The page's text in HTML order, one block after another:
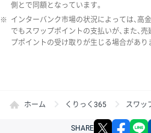
側とで同額となっています。
※ インターバンク市場の状況によっては、高
でもスワップポイントの支払いが、また、
プポイントの受け取りが生じる場合があり
ホーム くりっく365 スワッ
SHARE X